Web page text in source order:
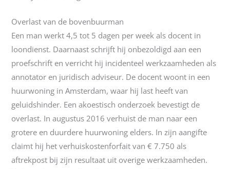
Overlast van de bovenbuurman
Een man werkt 4,5 tot 5 dagen per week als docent in
loondienst. Daarnaast schrijft hij onbezoldigd aan een
proefschrift en verricht hij incidenteel werkzaamheden als
annotator en juridisch adviseur. De docent woont in een
huurwoning in Amsterdam, waar hij last heeft van
geluidshinder. Een akoestisch onderzoek bevestigt de
overlast. In augustus 2016 verhuist de man naar een
grotere en duurdere huurwoning elders. In zijn aangifte
claimt hij het verhuiskostenforfait van € 7.750 als
aftrekpost bij zijn resultaat uit overige werkzaamheden.